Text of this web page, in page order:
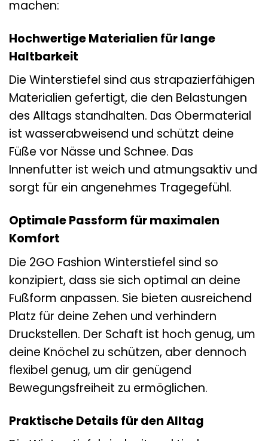
machen:
Hochwertige Materialien für lange
Haltbarkeit
Die Winterstiefel sind aus strapazierfähigen
Materialien gefertigt, die den Belastungen
des Alltags standhalten. Das Obermaterial
ist wasserabweisend und schützt deine
Füße vor Nässe und Schnee. Das
Innenfutter ist weich und atmungsaktiv und
sorgt für ein angenehmes Tragegefühl.
Optimale Passform für maximalen
Komfort
Die 2GO Fashion Winterstiefel sind so
konzipiert, dass sie sich optimal an deine
Fußform anpassen. Sie bieten ausreichend
Platz für deine Zehen und verhindern
Druckstellen. Der Schaft ist hoch genug, um
deine Knöchel zu schützen, aber dennoch
flexibel genug, um dir genügend
Bewegungsfreiheit zu ermöglichen.
Praktische Details für den Alltag